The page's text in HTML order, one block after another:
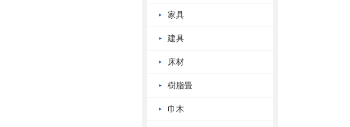
家具
建具
床材
樹脂畳
巾木